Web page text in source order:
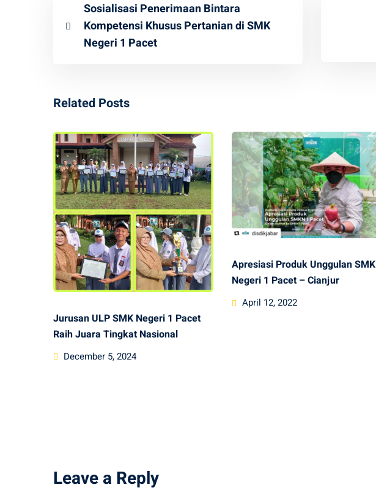
Sosialisasi Penerimaan Bintara
Kompetensi Khusus Pertanian di SMK
Negeri 1 Pacet
Related Posts
Jurusan ULP SMK Negeri 1 Pacet
Raih Juara Tingkat Nasional
Posted
December 5, 2024
Apresiasi Produk Unggulan SMK
Negeri 1 Pacet – Cianjur
Posted
April 12, 2022
Leave a Reply